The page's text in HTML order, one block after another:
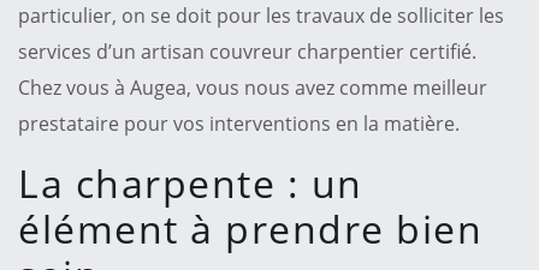
particulier, on se doit pour les travaux de solliciter les
services d’un artisan couvreur charpentier certifié.
Chez vous à Augea, vous nous avez comme meilleur
prestataire pour vos interventions en la matière.
La charpente : un
élément à prendre bien